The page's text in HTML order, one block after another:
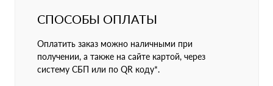
СПОСОБЫ ОПЛАТЫ
Оплатить заказ можно наличными при
получении, а также на сайте картой, через
систему СБП или по QR коду*.